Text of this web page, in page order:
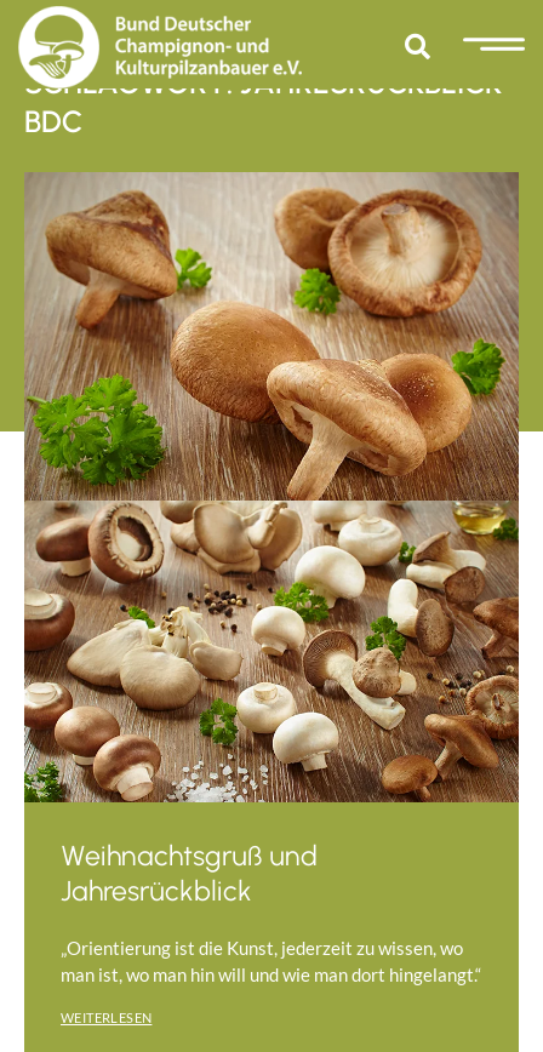
SCHLAGWORT: JAHRESRÜCKBLICK
BDC
Weihnachtsgruß und
Jahresrückblick
„Orientierung ist die Kunst, jederzeit zu wissen, wo
man ist, wo man hin will und wie man dort hingelangt.“
WEITERLESEN